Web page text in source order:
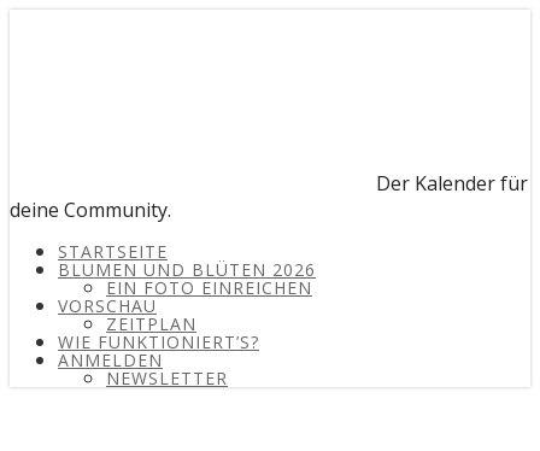
Der Kalender für
deine Community.
STARTSEITE
BLUMEN UND BLÜTEN 2026
EIN FOTO EINREICHEN
VORSCHAU
ZEITPLAN
WIE FUNKTIONIERT’S?
ANMELDEN
NEWSLETTER